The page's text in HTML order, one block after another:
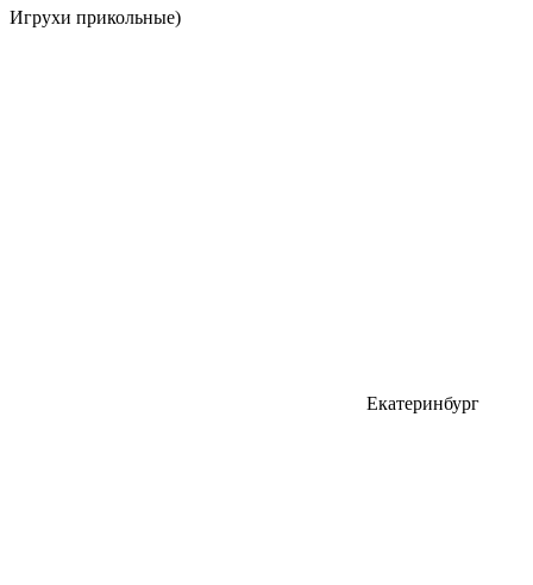
Игрухи прикольные)
Екатеринбург